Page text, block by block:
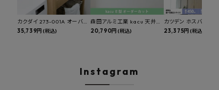
カクダイ 273-001A オーバー
カウンタースロップシンク 選
35,739円 (税込)
森田アルミ工業 kacu 天井付
け物干し E型 サイズオーダー
20,790円 (税込)
カツデン ホスバ 天井
物干し 標準サイズ ス
23,375円 (税込)
Instagram